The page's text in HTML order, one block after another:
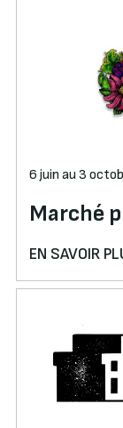
6 juin au 3
Marché
EN SAVOIR